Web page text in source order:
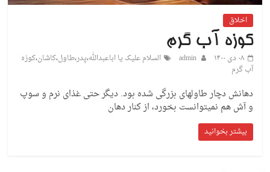
اخلاق
کوزه آب گرم
۰۸ دی ۱۴۰۰ admin السلام علیک یا اباعبدالله،پدر،طاول،کاشان،کوزه
آب گرم
دهانش دچار طاولهای بزرگی شده بود. دیگر حتی غذای نرم و سوپ
و آش هم نمیتوانست بخورد، از کنار دهان
بیشتر بخوانید